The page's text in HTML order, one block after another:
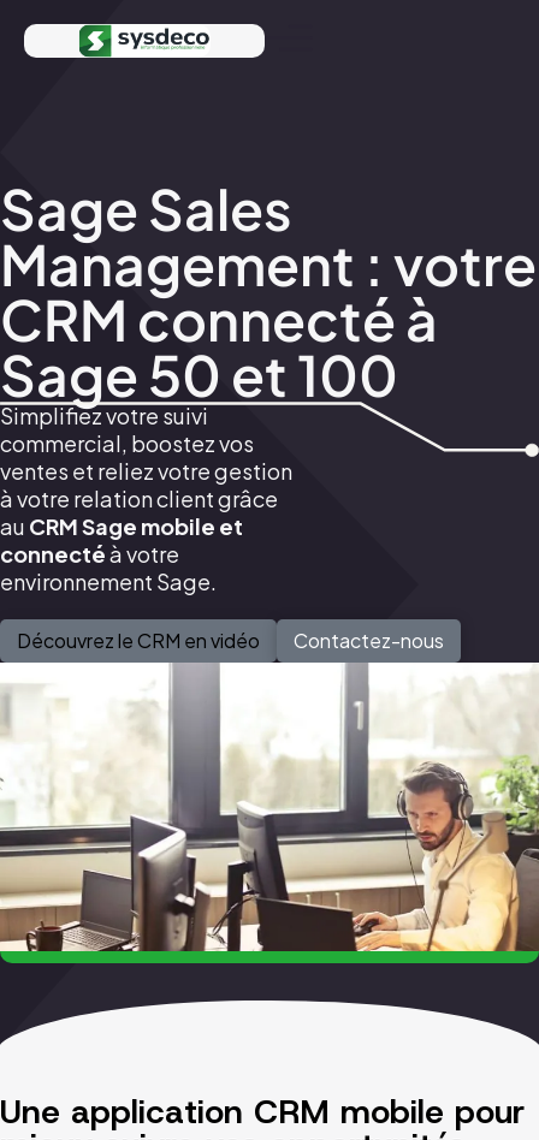
Sage Sales
Management : votre
CRM connecté à
Sage 50 et 100
Simplifiez votre suivi
commercial, boostez vos
ventes et reliez votre gestion
à votre relation client grâce
au CRM Sage mobile et
connectéà votre
environnement Sage.
Découvrez le CRM en vidéo Contactez-nous
Une application CRM mobile pour